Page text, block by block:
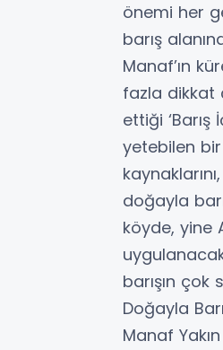
önemi her
barış
Manaf’ın
fazla dikkat
ettiği ‘Barış
yetebilen
doğayla
köyde, yine
barışın
Doğayla
Manaf